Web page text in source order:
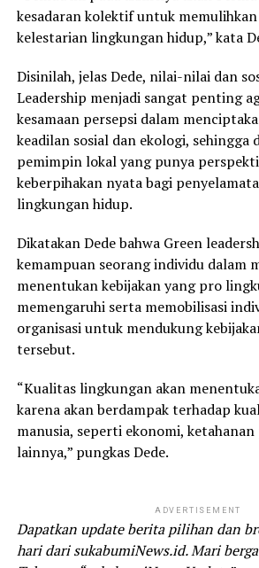
kesadaran kolektif untuk
kelestarian lingkungan hidup,” kata
Disinilah, jelas Dede, nilai-nilai dan
Leadership menjadi sangat penting
kesamaan persepsi dalam
keadilan sosial dan ekologi, sehingga
pemimpin lokal yang punya
keberpihakan nyata bagi
lingkungan hidup.
Dikatakan Dede bahwa Green
kemampuan seorang individu dalam
menentukan kebijakan yang pro
memengaruhi serta memobilisasi
organisasi untuk mendukung
tersebut.
“Kualitas lingkungan akan
karena akan berdampak terhadap
manusia, seperti ekonomi,
lainnya,” pungkas Dede.
ADVERTISEMENT
Dapatkan update berita pilihan dan
hari dari sukabumiNews.id. Mari